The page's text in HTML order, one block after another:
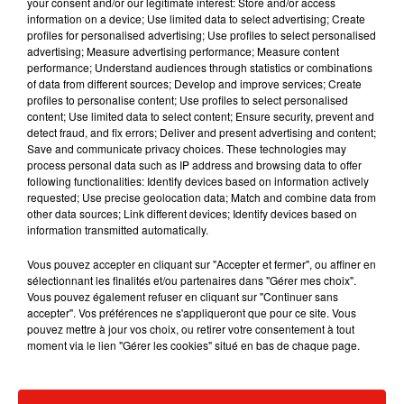
Musique
Julien Lieb s’essaye à la vie de chatelain
dans son nouveau clip
7 août 2026
Madonna sort enfin le remix de « Love
Sensation » avec Kylie Minogue
Tayc et Didi B dévoilent le single le plus
information on a device; Use limited data to select advertising; Create
profiles for personalised advertising; Use profiles to select personalised
advertising; Measure advertising performance; Measure content
performance; Understand audiences through statistics or combinations
of data from different sources; Develop and improve services; Create
profiles to personalise content; Use profiles to select personalised
content; Use limited data to select content; Ensure security, prevent and
detect fraud, and fix errors; Deliver and present advertising and content;
Save and communicate privacy choices. These technologies may
process personal data such as IP address and browsing data to offer
following functionalities: Identify devices based on information actively
requested; Use precise geolocation data; Match and combine data from
other data sources; Link different devices; Identify devices based on
information transmitted automatically.
Vous pouvez accepter en cliquant sur "Accepter et fermer", ou affiner en
sélectionnant les finalités et/ou partenaires dans "Gérer mes choix".
Vous pouvez également refuser en cliquant sur "Continuer sans
accepter". Vos préférences ne s'appliqueront que pour ce site. Vous
pouvez mettre à jour vos choix, ou retirer votre consentement à tout
moment via le lien "Gérer les cookies" situé en bas de chaque page.